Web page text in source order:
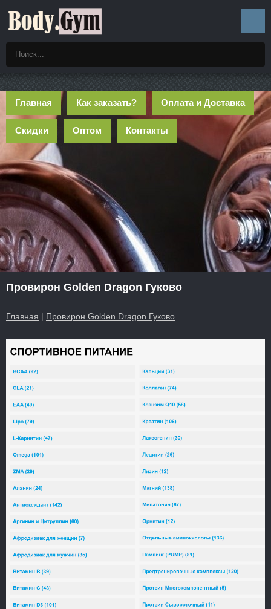
Главная Как заказать? Оплата и Доставка
Скидки Оптом Контакты
Провирон Golden Dragon Гуково
Главная | Провирон Golden Dragon Гуково